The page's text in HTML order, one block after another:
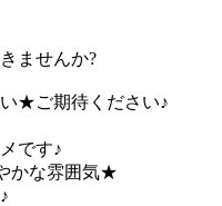
ませんか?
い★ご期待ください♪
です♪
かな雰囲気★